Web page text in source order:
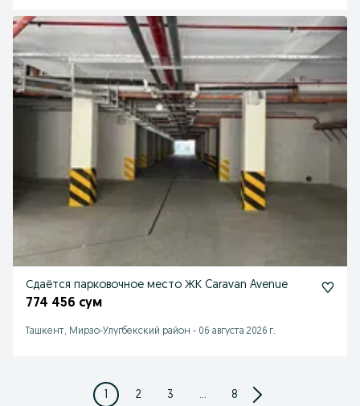
Сдаётся парковочное место ЖК Caravan Avenue
774 456 сум
Ташкент, Мирзо-Улугбекский район - 06 августа 2026 г.
1 2 3 ... 8